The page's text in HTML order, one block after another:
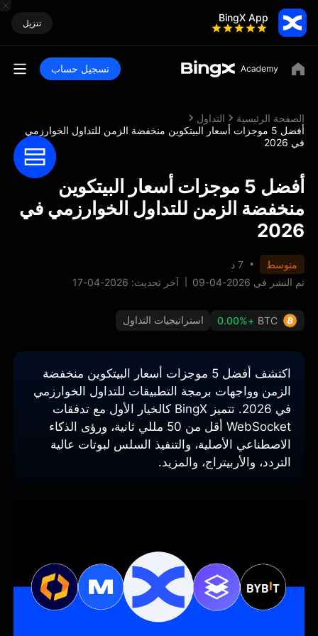
BingX App تنزيل
تسجيل حساب
الصفحة الرئيسية
التداول
أفضل 5 موجزات أسعار البيتكوين منخفضة الزمن للتداول الخوارزمي
في 2026
أفضل 5 موجزات أسعار البيتكوين
منخفضة الزمن للتداول الخوارزمي في
2026
متوسط
7 د
تم النشر في 2026-04-09
آخر تحديث: 2026-04-17
BTC
+0.00% استراتيجيات التداول
اكتشف أفضل 5 موجزات أسعار البيتكوين منخفضة
الزمن وواجهات برمجة التطبيقات للتداول الخوارزمي
في 2026. تتميز BingX كالخيار الأول مع تدفقات
WebSocket أقل من 50 مللي ثانية، ورؤى الذكاء
الاصطناعي الأصلية، والتنفيذ السلس لبوتات عالية
التردد، والأربيتراج، والمزيد.